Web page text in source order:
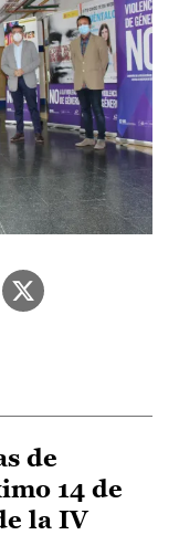
de
14 de
la IV